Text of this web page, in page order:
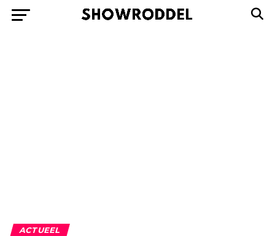
ACTUEEL